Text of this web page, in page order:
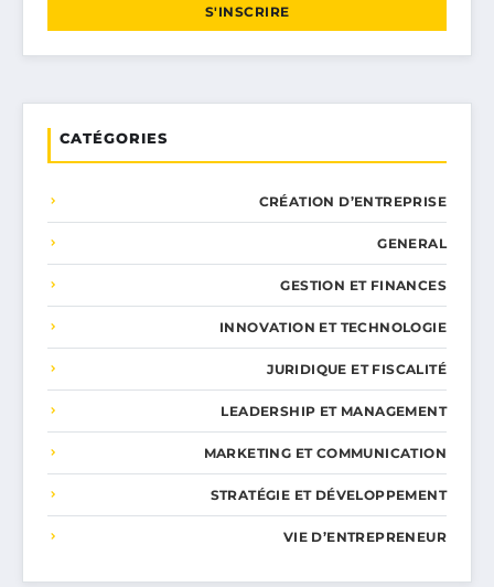
S'INSCRIRE
CATÉGORIES
CRÉATION D’ENTREPRISE
GENERAL
GESTION ET FINANCES
INNOVATION ET TECHNOLOGIE
JURIDIQUE ET FISCALITÉ
LEADERSHIP ET MANAGEMENT
MARKETING ET COMMUNICATION
STRATÉGIE ET DÉVELOPPEMENT
VIE D’ENTREPRENEUR